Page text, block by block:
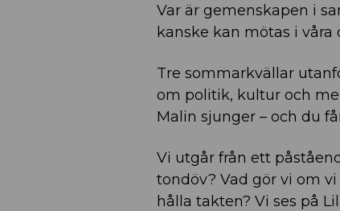
Var är gemenskapen i
kanske kan mötas i
Tre sommarkvällar
om politik, kultur och
Malin sjunger – och du
Vi utgår från ett
tondöv? Vad gör vi om
hålla takten? Vi ses på